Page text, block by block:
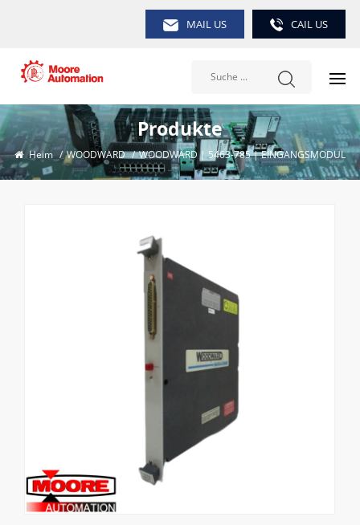
MAIL US CAIL US
Produkte
Heim / WOODWARD / WOODWARD | 5463-785 | EINGANGSMODUL